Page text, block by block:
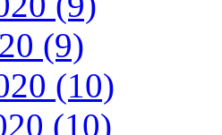
(9)
(10)
(10)